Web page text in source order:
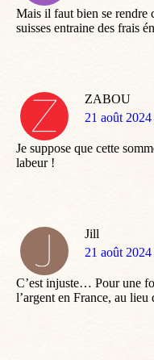
Mais il faut bien se rendre
suisses entraine des frais
ZABOU
dit
21 août
Je suppose que cette
labeur !
Jill
dit
21 août
C’est injuste… Pour une
l’argent en France, au